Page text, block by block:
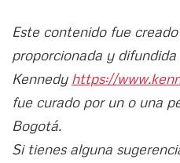
Este contenido fue
proporcionada y
Kennedy https://
fue curado por un o una
Bogotá.
Si tienes alguna